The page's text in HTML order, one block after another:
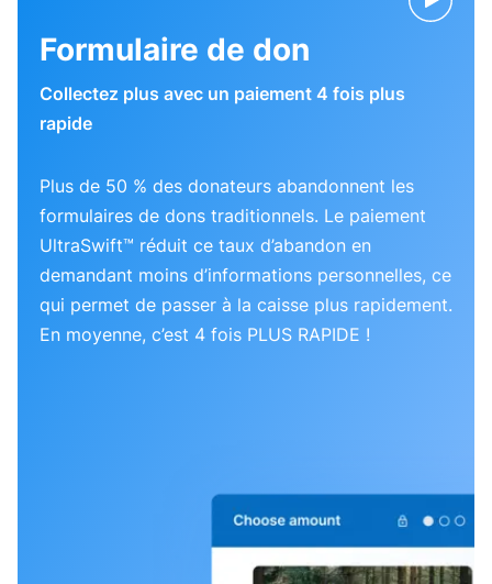
Formulaire de don
Collectez plus avec un paiement 4 fois plus
rapide
Plus de 50 % des donateurs abandonnent les
formulaires de dons traditionnels. Le paiement
UltraSwift™ réduit ce taux d’abandon en
demandant moins d’informations personnelles, ce
qui permet de passer à la caisse plus rapidement.
En moyenne, c’est 4 fois PLUS RAPIDE !